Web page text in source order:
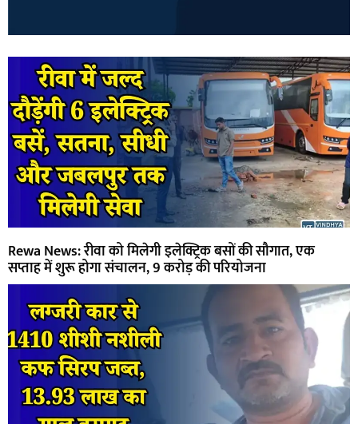
Rewa News: रीवा को मिलेगी इलेक्ट्रिक बसों की सौगात, एक
सप्ताह में शुरू होगा संचालन, 9 करोड़ की परियोजना